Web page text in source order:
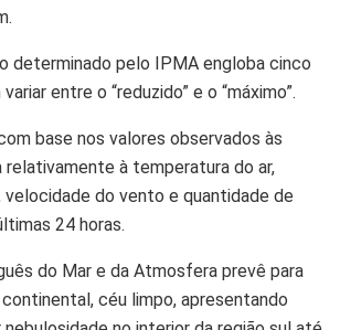
determinado pelo IPMA engloba cinco
entre o “reduzido” e o “máximo”.
base nos valores observados às
relativamente à temperatura do ar,
velocidade do vento e quantidade de
24 horas.
do Mar e da Atmosfera prevê para
céu limpo, apresentando